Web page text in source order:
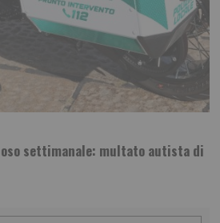
settimanale: multato autista di